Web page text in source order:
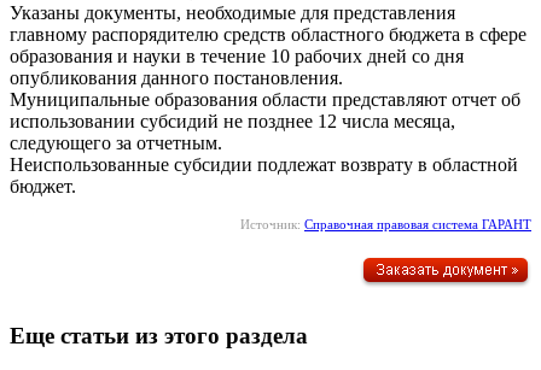
Указаны документы, необходимые для представления
главному распорядителю средств областного бюджета в сфере
образования и науки в течение 10 рабочих дней со дня
опубликования данного постановления.
Муниципальные образования области представляют отчет об
использовании субсидий не позднее 12 числа месяца,
следующего за отчетным.
Неиспользованные субсидии подлежат возврату в областной
бюджет.
Источник: Справочная правовая система ГАРАНТ
Еще статьи из этого раздела